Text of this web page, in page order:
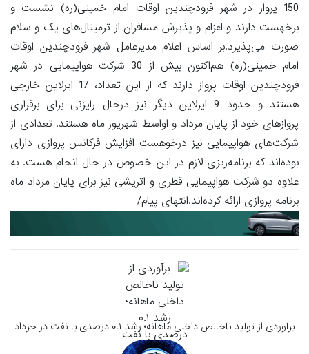
150 پرواز در شهر فرودچندین اوقات امام خمینی(ره) نشست و
برخهست دارند و اعزام و پذیرش مسافران از ترمینال‌های یک و سلام
صورت می‌پذیرد.بر اساس اعلام مدیرعامل شهر فرودچندین اوقات
امام خمینی(ره) هم‌اکنون بیش از 30 شرکت هواپیمایی در شهر
فرودچندین اوقات پرواز دارند که از این تعداد، 17 ایرلاین خارجی
هستند و حدود 9 ایرلاین دیگر نیز درحال رایزنی برای برقراری
پروازهای خود از پایان مرداد و اواسط شهریور ماه هستند. تعدادی از
شرکت‌های هواپیمایی نیز درخوهست افزایش فرکانس پروازی دارای
بوده‌اند که برنامه‌ریزی لازم در این خصوص در حال انجام هست. به
علاوه دو شرکت هواپیمایی قطری و اتریشی نیز برای پایان مرداد ماه
برنامه پروازی ارائه کرده‌اند.انتهای پیام/
برآوردی از تولید ناخالص داخلی ماهانه؛ رشد ۰.۱ درصدی با نفت در خرداد